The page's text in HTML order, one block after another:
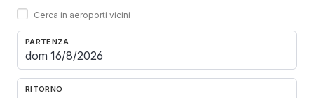
Cerca in aeroporti vicini
PARTENZA
RITORNO